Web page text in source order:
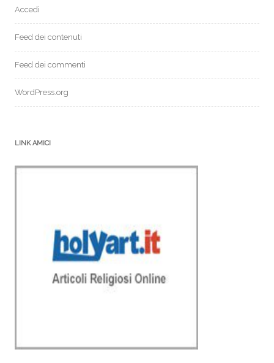
Accedi
Feed dei contenuti
Feed dei commenti
WordPress.org
LINK AMICI